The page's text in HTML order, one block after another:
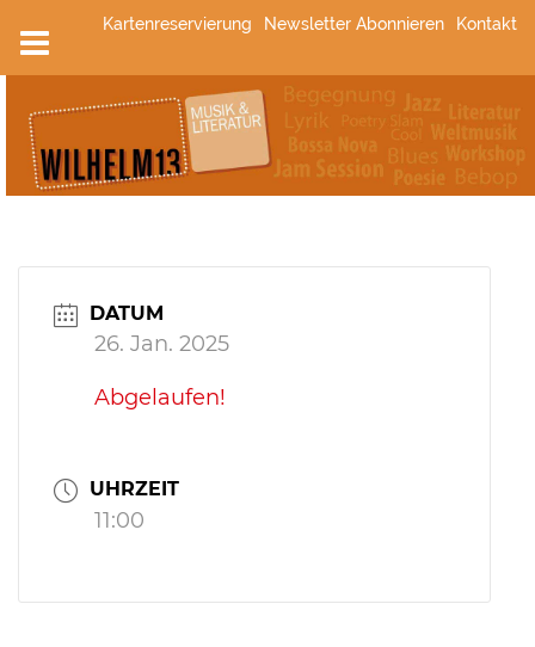
Inhalt
springen
Kartenreservierung Newsletter Abonnieren Kontakt
DATUM
26. Jan. 2025
Abgelaufen!
UHRZEIT
11:00